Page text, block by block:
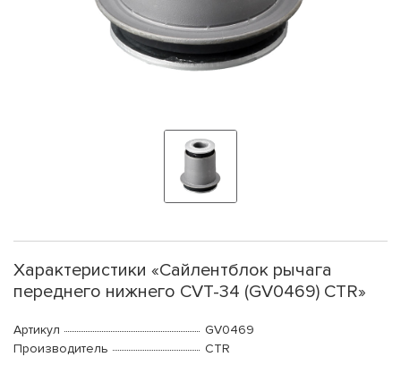
Характеристики «Сайлентблок рычага
переднего нижнего CVT-34 (GV0469) CTR»
Артикул
GV0469
Производитель
CTR